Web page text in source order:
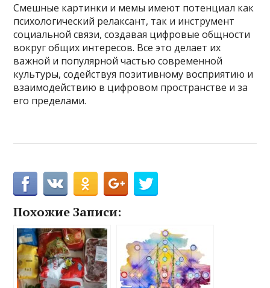
Смешные картинки и мемы имеют потенциал как
психологический релаксант, так и инструмент
социальной связи, создавая цифровые общности
вокруг общих интересов. Все это делает их
важной и популярной частью современной
культуры, содействуя позитивному восприятию и
взаимодействию в цифровом пространстве и за
его пределами.
Похожие Записи: